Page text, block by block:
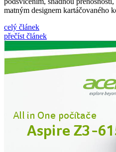
matným designem kartáčovaného
celý článek
přečíst článek